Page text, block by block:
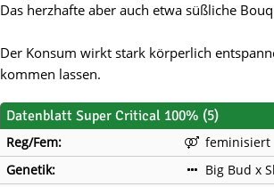
Cannabella Genetics House of the
Das herzhafte aber auch etwa süßliche
Der Konsum wirkt stark körperlich
kommen lassen.
Datenblatt Super Critical 100% (5)
Reg/Fem:
feminisiert
Genetik:
Big Bud x